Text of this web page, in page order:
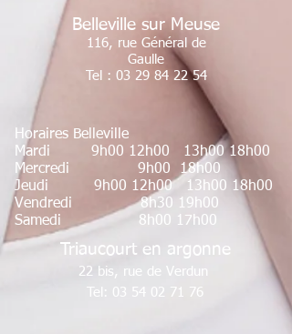
Belleville sur Meuse
116, rue Général de
Gaulle
Tel : 03 29 84 22 54
Horaires Belleville
Mardi 9h00 12h00 13h00 18h00
Mercredi 9h00 18h00
Jeudi 9h00 12h00 13h00 18h00
Vendredi 8h30 19h00
Samedi 8h00 17h00
Triaucourt en argonne
22 bis, rue de Verdun
Tel:
03 54 02 71 76